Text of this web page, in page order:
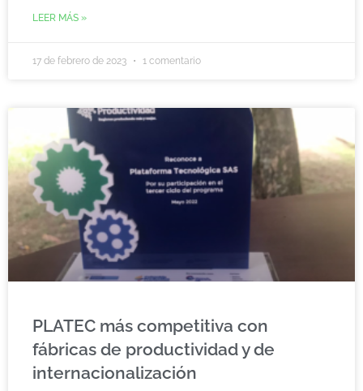
LEER MÁS »
17 de febrero de 2023 1 comentario
PLATEC más competitiva con
fábricas de productividad y de
internacionalización